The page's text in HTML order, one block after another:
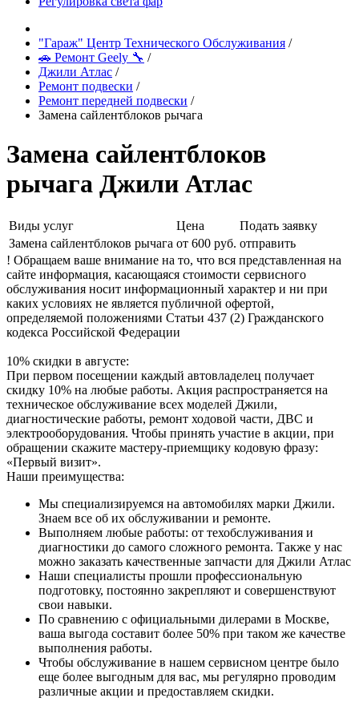
"Гараж" Центр Технического Обслуживания /
🚗 Ремонт Geely 🔧 /
Джили Атлас /
Ремонт подвески /
Ремонт передней подвески /
Замена сайлентблоков рычага
Замена сайлентблоков
рычага Джили Атлас
Виды услуг Цена
Подать заявку
Замена сайлентблоков рычага от 600 руб. отправить
! Обращаем ваше внимание на то, что вся представленная на
сайте информация, касающаяся стоимости сервисного
обслуживания носит информационный характер и ни при
каких условиях не является публичной офертой,
определяемой положениями Статьи 437 (2) Гражданского
кодекса Российской Федерации
10% скидки в августе:
При первом посещении каждый автовладелец получает
скидку 10% на любые работы. Акция распространяется на
техническое обслуживание всех моделей Джили,
диагностические работы, ремонт ходовой части, ДВС и
электрооборудования. Чтобы принять участие в акции, при
обращении скажите мастеру-приемщику кодовую фразу:
«Первый визит».
Наши преимущества:
Мы специализируемся на автомобилях марки Джили.
Знаем все об их обслуживании и ремонте.
Выполняем любые работы: от техобслуживания и
диагностики до самого сложного ремонта. Также у нас
можно заказать качественные запчасти для Джили Атлас
Наши специалисты прошли профессиональную
подготовку, постоянно закрепляют и совершенствуют
свои навыки.
По сравнению с официальными дилерами в Москве,
ваша выгода составит более 50% при таком же качестве
выполнения работы.
Чтобы обслуживание в нашем сервисном центре было
еще более выгодным для вас, мы регулярно проводим
различные акции и предоставляем скидки.